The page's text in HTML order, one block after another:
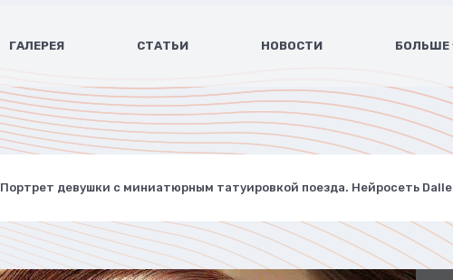
ГАЛЕРЕЯ СТАТЬИ НОВОСТИ БОЛЬШЕ
Портрет девушки с миниатюрным татуировкой поезда. Нейросеть Dalle